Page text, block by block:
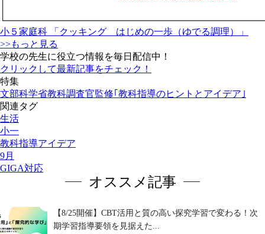
小５家庭科 「クッキング はじめの一歩（ゆでる調理）」
>>もっと見る
学校の先生に役立つ情報を毎日配信中！
クリックして最新記事をチェック！
特集
文部科学省教科調査官監修｢教科指導のヒントとアイデア｣
関連タグ
生活
小一
教科指導アイデア
9月
GIGA対応
オススメ記事
【8/25開催】CBT活用と質の高い探究学習で変わる！次
期学習指導要領を見据えた...